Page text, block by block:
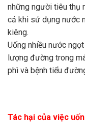
những người tiêu thụ
cả khi sử dụng nước
kiêng.
Uống nhiều nước
lượng đường trong
phì và bệnh tiểu
Tác hại của việc